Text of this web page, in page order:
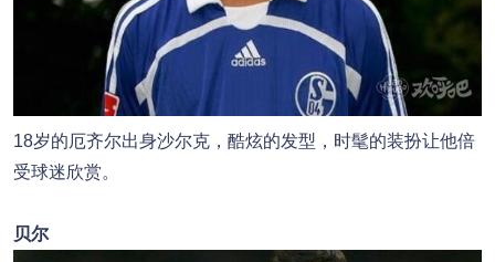
18岁的厄齐尔出身沙尔克，酷炫的发型，时髦的装扮让他倍
受球迷欣赏。
贝尔